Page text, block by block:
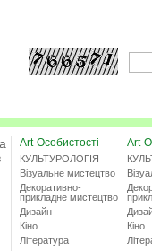
Art-Особистості
КУЛЬТУРОЛОГІЯ
Візуальне мистецтво
Декоративно-
прикладне мистецтво
Дизайн
Кіно
Література
Art-
Кіно